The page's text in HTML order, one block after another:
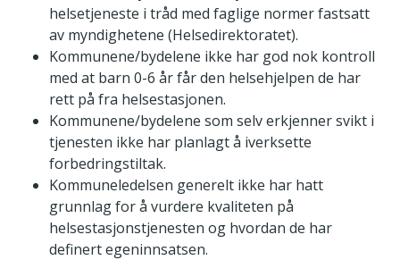
helsetjeneste i tråd med faglige normer fastsatt
av myndighetene (Helsedirektoratet).
Kommunene/bydelene ikke har god nok kontroll
med at barn 0-6 år får den helsehjelpen de har
rett på fra helsestasjonen.
Kommunene/bydelene som selv erkjenner svikt i
tjenesten ikke har planlagt å iverksette
forbedringstiltak.
Kommuneledelsen generelt ikke har hatt
grunnlag for å vurdere kvaliteten på
helsestasjonstjenesten og hvordan de har
definert egeninnsatsen.